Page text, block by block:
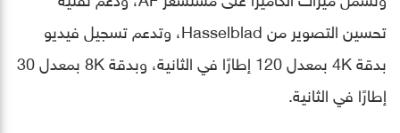
تحسين التصوير من Hasselblad، وتدعم تسجيل فيديو
بدقة 4K بمعدل 120 إطارًا في الثانية، وبدقة 8K بمعدل 30
إطارًا في الثانية.